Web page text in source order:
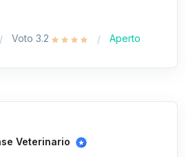
Voto 3.2 Aperto
Veterinario